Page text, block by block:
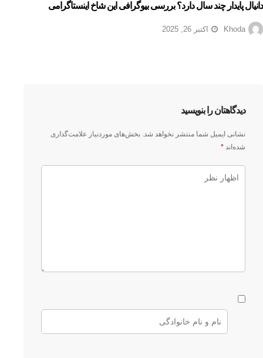
دانیال پایدار چند سال دارد؟ بررسی بیوگرافی این شاخ اینستاگرامی
Khoda اکتبر 26, 2025
دیدگاهتان را بنویسید
نشانی ایمیل شما منتشر نخواهد شد. بخش‌های موردنیاز علامت‌گذاری
شده‌اند *